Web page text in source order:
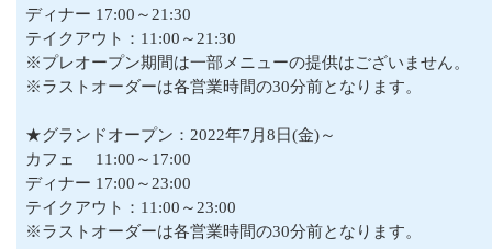
ディナー 17:00～21:30
テイクアウト：11:00～21:30
※プレオープン期間は一部メニューの提供はございません。
※ラストオーダーは各営業時間の30分前となります。
★グランドオープン：2022年7月8日(金)～
カフェ 11:00～17:00
ディナー 17:00～23:00
テイクアウト：11:00～23:00
※ラストオーダーは各営業時間の30分前となります。